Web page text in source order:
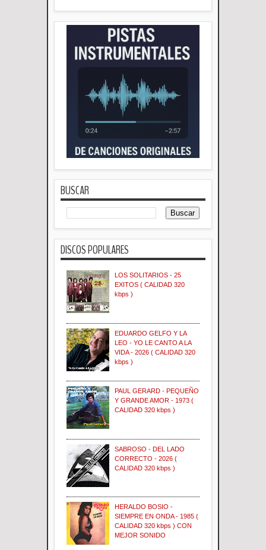
BUSCAR
DISCOS POPULARES
LOS SOLITARIOS - 25
EXITOS ( CALIDAD 320
kbps )
EDUARDO GELFO Y LA
LEO - YO LE CANTO A LA
VIDA - 2026 ( CALIDAD 320
kbps )
PAUL GERARD - PEQUEÑO
Y GRANDE AMOR - 1973 (
CALIDAD 320 kbps )
SABROSO - DEL LADO
CORRECTO - 2026 (
CALIDAD 320 kbps )
HERALDO BOSIO -
SIEMPRE EN ONDA - 1985 (
CALIDAD 320 kbps ) CON
MEJOR SONIDO